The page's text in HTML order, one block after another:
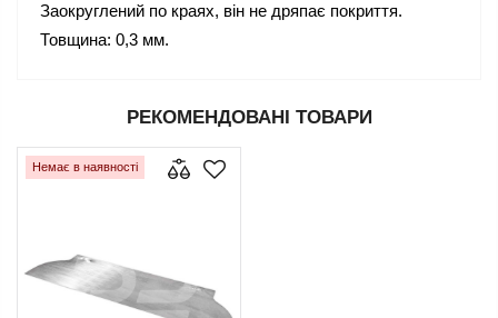
Заокруглений по краях, він не дряпає покриття.
Товщина: 0,3 мм.
РЕКОМЕНДОВАНІ ТОВАРИ
Немає в наявності